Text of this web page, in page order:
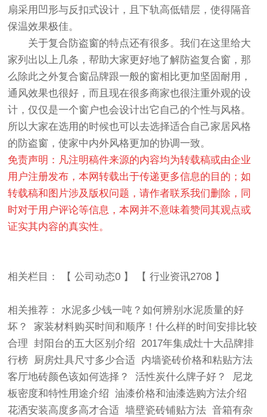
扇采用凹形与反扣式设计，且下轨高低错层，使得隔音
保温效果极佳。
关于复合防盗窗的特点还有很多。我们在这里给大
家列出以上几条，帮助大家更好地了解防盗复合窗，那
么除此之外复合窗品牌跟一般的窗相比更加坚固耐用，
通风效果也很好，而且现在很多商家也很注重外观的设
计，仅仅是一个窗户也会设计出它自己的个性与风格。
所以大家在选用的时候也可以去选择适合自己家居风格
的防盗窗，使家中内外风格更加的协调一致。
免责声明：凡注明稿件来源的内容均为转载稿或由企业
用户注册发布，本网转载出于传递更多信息的目的；如
转载稿和图片涉及版权问题，请作者联系我们删除，同
时对于用户评论等信息，本网并不意味着赞同其观点或
证实其内容的真实性。
相关栏目： 【 公司动态0 】 【 行业资讯2708 】
相关推荐：水泥多少钱一吨？如何辨别水泥质量的好
坏？
家装材料购买时间和顺序！什么样的时间安排比较
合理
封阳台的五大区别介绍
2017年集成灶十大品牌排
行榜 厨房灶具尺寸多少合适 内墙瓷砖价格和粘贴方法
客厅地砖颜色该如何选择？
活性炭什么牌子好？
尼龙
板密度和特性用途介绍
油漆价格和油漆选购方法介绍
花洒安装高度多高才合适 墙壁瓷砖铺贴方法 音箱有杂